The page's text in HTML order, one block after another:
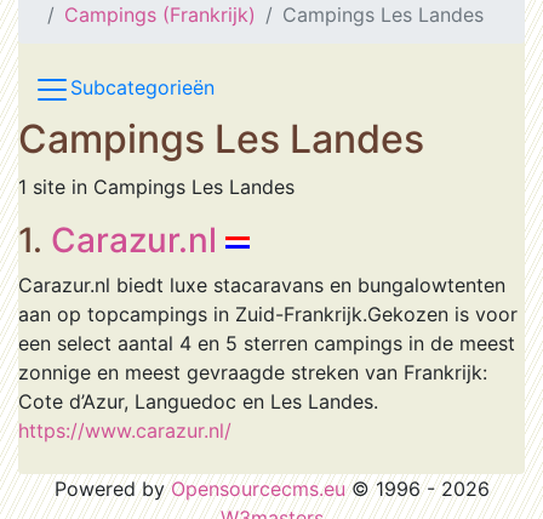
Campings (Frankrijk)
Campings Les Landes
Subcategorieën
Campings Les Landes
1 site in Campings Les Landes
1. Carazur.nl
Carazur.nl biedt luxe stacaravans en bungalowtenten
aan op topcampings in Zuid-Frankrijk.Gekozen is voor
een select aantal 4 en 5 sterren campings in de meest
zonnige en meest gevraagde streken van Frankrijk:
Cote d’Azur, Languedoc en Les Landes.
https://www.carazur.nl/
Powered byOpensourcecms.eu© 1996 - 2026